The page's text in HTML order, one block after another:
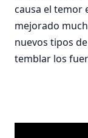
causa el temor
mejorado
nuevos tipos
temblar los